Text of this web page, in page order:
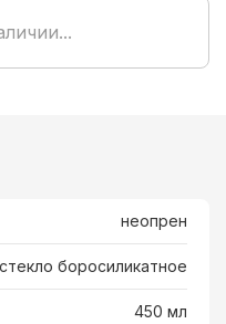
неопрен
стекло боросиликатное
450 мл